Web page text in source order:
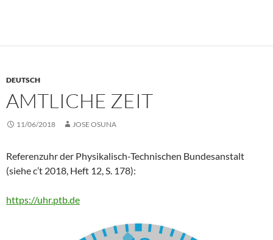
DEUTSCH
AMTLICHE ZEIT
11/06/2018 JOSE OSUNA
Referenzuhr der Physikalisch-Technischen Bundesanstalt
(siehe c’t 2018, Heft 12, S. 178):
https://uhr.ptb.de